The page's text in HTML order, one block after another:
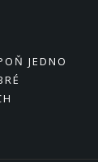
JEDNO